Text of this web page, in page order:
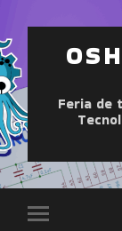
Feria de